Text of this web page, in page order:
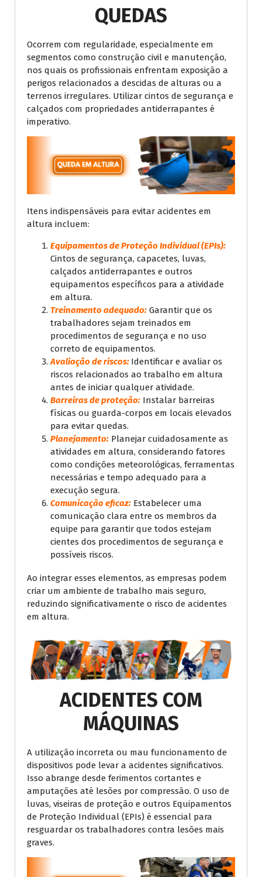
QUEDAS
Ocorrem com regularidade, especialmente em
segmentos como construção civil e manutenção,
nos quais os profissionais enfrentam exposição a
perigos relacionados a descidas de alturas ou a
terrenos irregulares. Utilizar cintos de segurança e
calçados com propriedades antiderrapantes é
imperativo.
Itens indispensáveis para evitar acidentes em
altura incluem:
Equipamentos de Proteção Individual (EPIs):
Cintos de segurança, capacetes, luvas,
calçados antiderrapantes e outros
equipamentos específicos para a atividade
em altura.
Treinamento adequado: Garantir que os
trabalhadores sejam treinados em
procedimentos de segurança e no uso
correto de equipamentos.
Avaliação de riscos: Identificar e avaliar os
riscos relacionados ao trabalho em altura
antes de iniciar qualquer atividade.
Barreiras de proteção: Instalar barreiras
físicas ou guarda-corpos em locais elevados
para evitar quedas.
Planejamento: Planejar cuidadosamente as
atividades em altura, considerando fatores
como condições meteorológicas, ferramentas
necessárias e tempo adequado para a
execução segura.
Comunicação eficaz: Estabelecer uma
comunicação clara entre os membros da
equipe para garantir que todos estejam
cientes dos procedimentos de segurança e
possíveis riscos.
Ao integrar esses elementos, as empresas podem
criar um ambiente de trabalho mais seguro,
reduzindo significativamente o risco de acidentes
em altura.
ACIDENTES COM
MÁQUINAS
A utilização incorreta ou mau funcionamento de
dispositivos pode levar a acidentes significativos.
Isso abrange desde ferimentos cortantes e
amputações até lesões por compressão. O uso de
luvas, viseiras de proteção e outros Equipamentos
de Proteção Individual (EPIs) é essencial para
resguardar os trabalhadores contra lesões mais
graves.